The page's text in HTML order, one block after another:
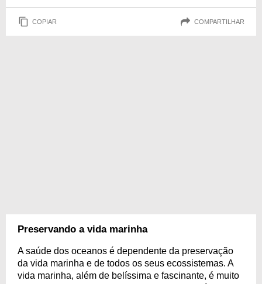
COPIAR COMPARTILHAR
Preservando a vida marinha
A saúde dos oceanos é dependente da preservação
da vida marinha e de todos os seus ecossistemas. A
vida marinha, além de belíssima e fascinante, é muito